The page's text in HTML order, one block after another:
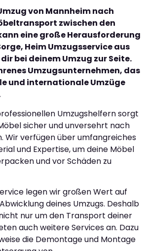
von Mannheim nach
zwischen den
eine große Herausforderung
Heim Umzugsservice aus
bei deinem Umzug zur Seite.
Umzugsunternehmen, das
und internationale Umzüge
Umzugshelfern sorgt
sicher und unversehrt nach
Wir verfügen über umfangreiches
und Expertise, um deine Möbel
und vor Schäden zu
legen wir großen Wert auf
deines Umzugs. Deshalb
nur um den Transport deiner
auch weitere Services an. Dazu
die Demontage und Montage